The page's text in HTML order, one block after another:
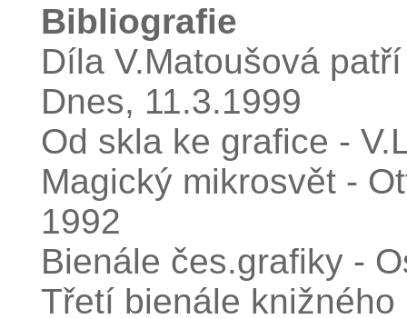
Bibliografie
Díla V.Matoušová
Dnes, 11.3.1999
Od skla ke grafice -
Magický mikrosvět -
1992
Bienále čes.grafiky -
Třetí bienále